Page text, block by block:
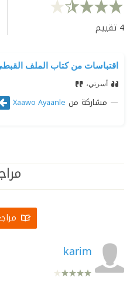
4 تقييم
اقتباسات من كتاب الملف
أسرتي،
مشاركة من Xaawo Ayaanle
karim